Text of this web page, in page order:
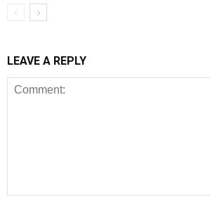
LEAVE A REPLY